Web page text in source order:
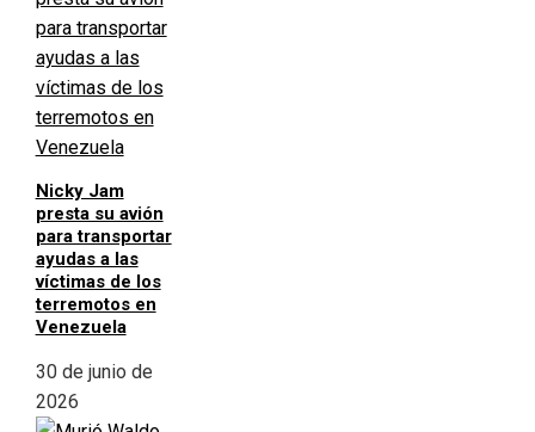
Nicky Jam
presta su avión
para transportar
ayudas a las
víctimas de los
terremotos en
Venezuela
30 de junio de
2026